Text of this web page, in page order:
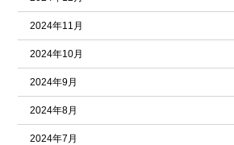
2024年11月
2024年10月
2024年9月
2024年8月
2024年7月